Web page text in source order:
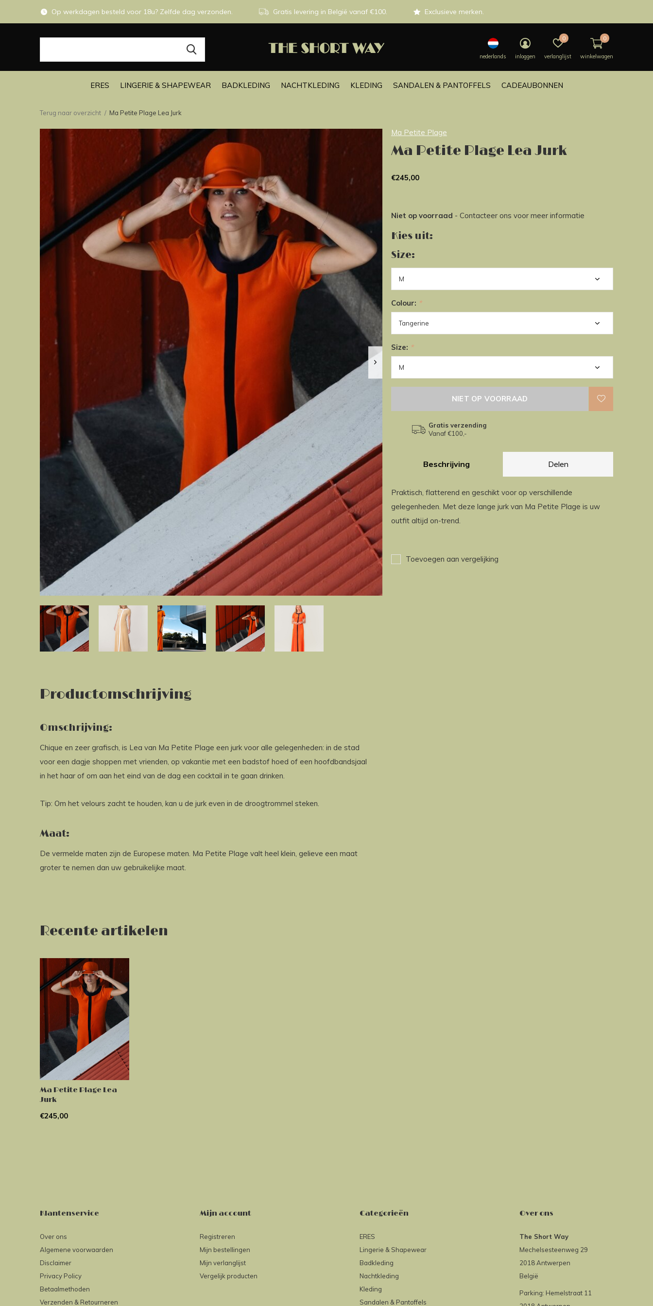
ERES LINGERIE & SHAPEWEAR BADKLEDING NACHTKLEDING KLEDING SANDALEN & PANTOFFELS CADEAUBONNEN
nederlands inloggen verlanglijst
0
winkelwagen
0
Op werkdagen besteld voor 18u? Zelfde dag verzonden. Gratis levering in België vanaf €100. Exclusieve merken.
Terug naar overzicht Ma Petite Plage Lea Jurk
Ma Petite Plage
Ma Petite Plage Lea Jurk
€245,00
Niet op voorraad - Contacteer ons voor meer informatie
Kies uit:
Size:
Colour: *
Size: *
NIET OP VOORRAAD
Gratis verzending
Vanaf €100,-
Beschrijving Delen
Praktisch, flatterend en geschikt voor op verschillende
gelegenheden. Met deze lange jurk van Ma Petite Plage is uw
outfit altijd on-trend.
Toevoegen aan vergelijking
Productomschrijving
Omschrijving:
Chique en zeer grafisch, is Lea van Ma Petite Plage een jurk voor alle gelegenheden: in de stad
voor een dagje shoppen met vrienden, op vakantie met een badstof hoed of een hoofdbandsjaal
in het haar of om aan het eind van de dag een cocktail in te gaan drinken.
Tip: Om het velours zacht te houden, kan u de jurk even in de droogtrommel steken.
Maat:
De vermelde maten zijn de Europese maten. Ma Petite Plage valt heel klein, gelieve een maat
groter te nemen dan uw gebruikelijke maat.
Recente artikelen
Ma Petite Plage Lea
Jurk
€245,00
Klantenservice
Over ons
Algemene voorwaarden
Disclaimer
Privacy Policy
Betaalmethoden
Verzenden & Retourneren
Mijn account
Registreren
Mijn bestellingen
Mijn verlanglijst
Vergelijk producten
Categorieën
ERES
Lingerie & Shapewear
Badkleding
Nachtkleding
Kleding
Sandalen & Pantoffels
Over ons
The Short Way
Mechelsesteenweg 29
2018 Antwerpen
België
Parking: Hemelstraat 11